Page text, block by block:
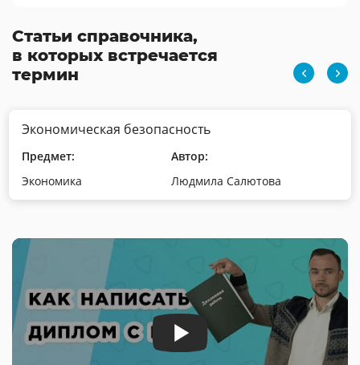
Статьи справочника,
в которых встречается
термин
Экономическая безопасность
Предмет:
Экономика
Автор:
Людмила Салютова